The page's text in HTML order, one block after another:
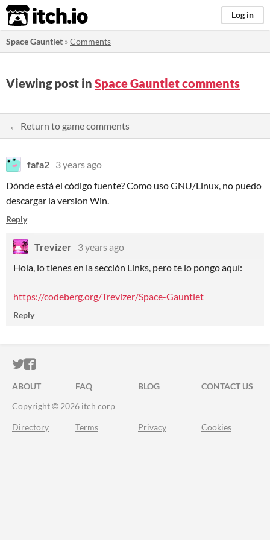
itch.io Log in
Space Gauntlet »Comments
Viewing post in Space Gauntlet comments
← Return to game comments
fafa2 3 years ago
Dónde está el código fuente? Como uso GNU/Linux, no puedo
descargar la version Win.
Reply
Trevizer 3 years ago
Hola, lo tienes en la sección Links, pero te lo pongo aquí:
https://codeberg.org/Trevizer/Space-Gauntlet
Reply
ITCH.IO ON TWITTER
ITCH.IO ON FACEBOOK
ABOUT FAQ BLOG
CONTACT US
Copyright © 2026 itch corp
Directory Terms Privacy Cookies